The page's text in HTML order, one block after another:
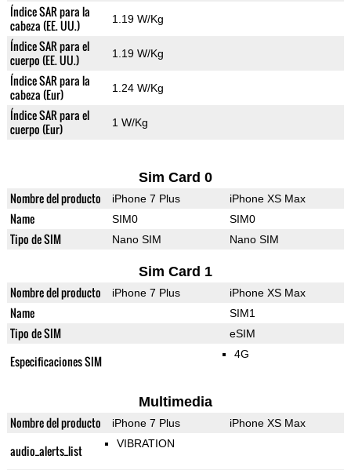
Índice SAR para la
cabeza (EE. UU.)
1.19 W/Kg
Índice SAR para el
cuerpo (EE. UU.)
1.19 W/Kg
Índice SAR para la
cabeza (Eur)
1.24 W/Kg
Índice SAR para el
cuerpo (Eur)
1 W/Kg
Sim Card 0
Nombre del producto iPhone 7 Plus iPhone XS Max
Name SIM0 SIM0
Tipo de SIM Nano SIM Nano SIM
Sim Card 1
Nombre del producto iPhone 7 Plus iPhone XS Max
Name SIM1
Tipo de SIM eSIM
Especificaciones SIM 4G
Multimedia
Nombre del producto iPhone 7 Plus iPhone XS Max
audio_alerts_list VIBRATION